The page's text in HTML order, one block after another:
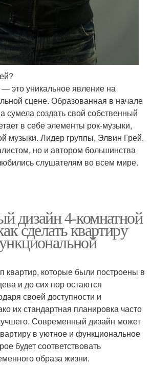
это уникальное явление на
сцене. Образованная в начале
сумела создать свой собственный
в себе элементы рок-музыки,
музыки. Лидер группы, Элвин Грей,
но и автором большинства
слушателям во всем мире.
дизайн 4-комнатной
сделать квартиру
квартир, которые были построены в
и до сих пор остаются
своей доступности и
их стандартная планировка часто
Современный дизайн может
в уютное и функциональное
будет соответствовать
образа жизни.